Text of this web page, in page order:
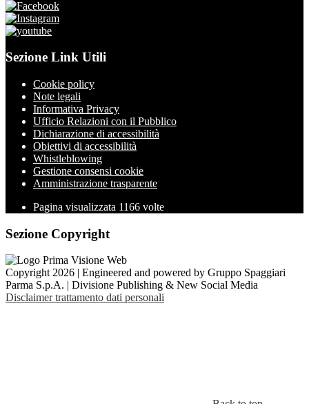
Sezione Link Utili
Cookie policy
Note legali
Informativa Privacy
Ufficio Relazioni con il Pubblico
Dichiarazione di accessibilità
Obiettivi di accessibilità
Whistleblowing
Gestione consensi cookie
Amministrazione trasparente
Pagina visualizzata 1166 volte
Sezione Copyright
Copyright 2026 | Engineered and powered by Gruppo Spaggiari
Parma S.p.A. | Divisione Publishing & New Social Media
Disclaimer trattamento dati personali